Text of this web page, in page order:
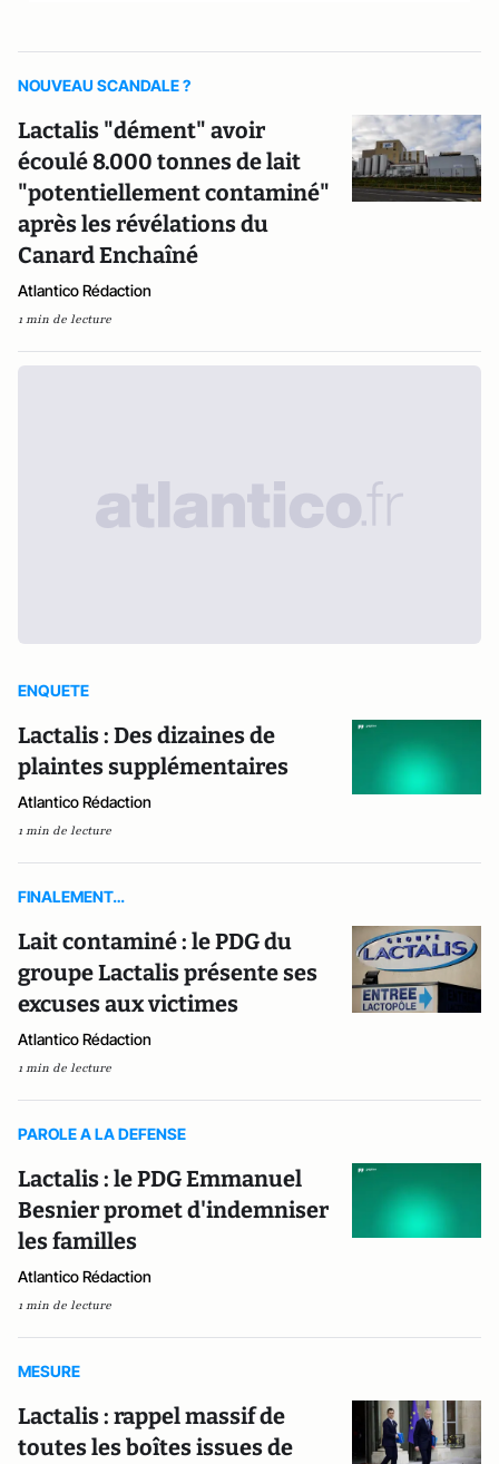
NOUVEAU SCANDALE ?
Lactalis "dément" avoir
écoulé 8.000 tonnes de lait
"potentiellement contaminé"
après les révélations du
Canard Enchaîné
Atlantico Rédaction
1 min de lecture
ENQUETE
Lactalis : Des dizaines de
plaintes supplémentaires
Atlantico Rédaction
1 min de lecture
FINALEMENT…
Lait contaminé : le PDG du
groupe Lactalis présente ses
excuses aux victimes
Atlantico Rédaction
1 min de lecture
PAROLE A LA DEFENSE
Lactalis : le PDG Emmanuel
Besnier promet d'indemniser
les familles
Atlantico Rédaction
1 min de lecture
MESURE
Lactalis : rappel massif de
toutes les boîtes issues de